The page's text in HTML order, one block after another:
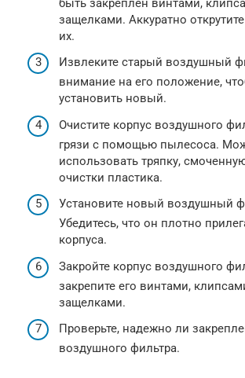
быть закреплен винтами,
защелками. Аккуратно
их.
Извлеките старый воздушный
внимание на его положение,
установить новый.
Очистите корпус воздушного
грязи с помощью пылесоса.
использовать тряпку,
очистки пластика.
Установите новый воздушный
Убедитесь, что он плотно
корпуса.
Закройте корпус воздушного
закрепите его винтами,
защелками.
Проверьте, надежно ли
воздушного фильтра.